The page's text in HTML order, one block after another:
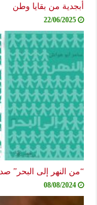
من بقايا وطن
22/06/2025
النهر إلى البحر” صدر
08/08/2024